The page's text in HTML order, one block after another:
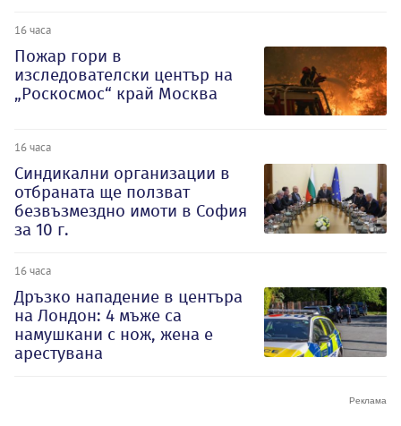
16 часа
Пожар гори в
изследователски център на
„Роскосмос“ край Москва
16 часа
Синдикални организации в
отбраната ще ползват
безвъзмездно имоти в София
за 10 г.
16 часа
Дръзко нападение в центъра
на Лондон: 4 мъже са
намушкани с нож, жена е
арестувана